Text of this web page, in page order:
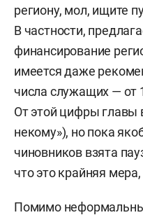
региону, мол, ищите
В частности,
финансирование
имеется даже
числа служащих — от
От этой цифры главы
некому»), но пока
чиновников взята
что это крайняя
Помимо